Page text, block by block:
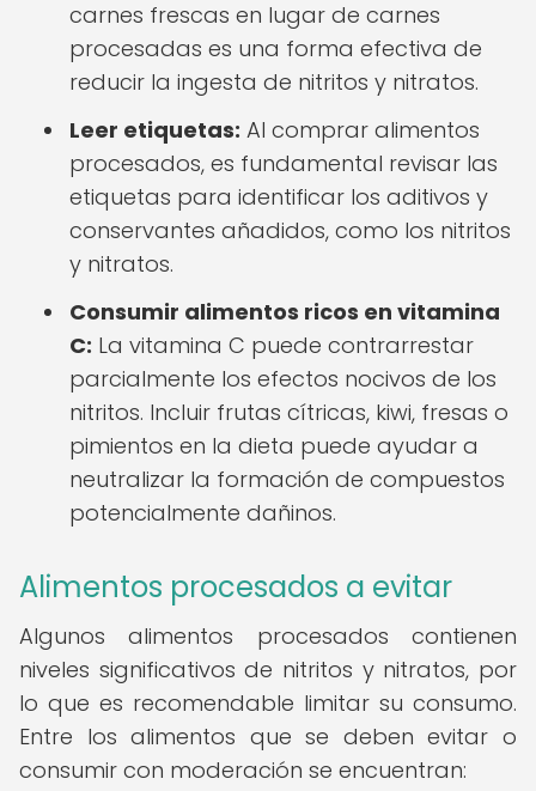
carnes frescas en lugar de carnes
procesadas es una forma efectiva de
reducir la ingesta de nitritos y nitratos.
Leer etiquetas: Al comprar alimentos
procesados, es fundamental revisar las
etiquetas para identificar los aditivos y
conservantes añadidos, como los nitritos
y nitratos.
Consumir alimentos ricos en vitamina
C: La vitamina C puede contrarrestar
parcialmente los efectos nocivos de los
nitritos. Incluir frutas cítricas, kiwi, fresas o
pimientos en la dieta puede ayudar a
neutralizar la formación de compuestos
potencialmente dañinos.
Alimentos procesados a evitar
Algunos alimentos procesados contienen
niveles significativos de nitritos y nitratos, por
lo que es recomendable limitar su consumo.
Entre los alimentos que se deben evitar o
consumir con moderación se encuentran: